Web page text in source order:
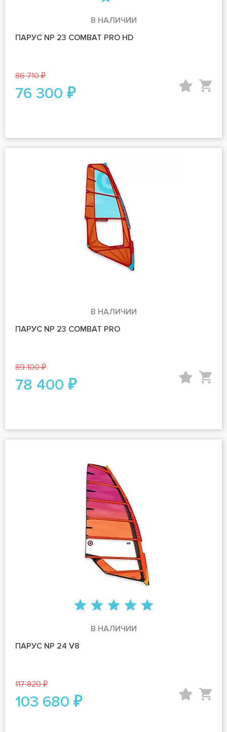
В НАЛИЧИИ
ПАРУС NP 23 COMBAT PRO HD
86 710 ₽
76 300 ₽
В НАЛИЧИИ
ПАРУС NP 23 COMBAT PRO
89 100 ₽
78 400 ₽
В НАЛИЧИИ
ПАРУС NP 24 V8
117 820 ₽
103 680 ₽